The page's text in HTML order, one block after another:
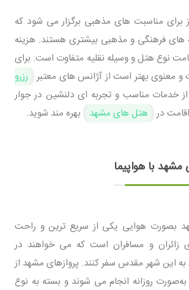
برای مناسبت ‌های مذهبی برگزار می ‌شود که
‌های فرهنگی و مذهبی بیشتری هستند. هزینه
نوع هتل و وسیله نقلیه متفاوت است. برای
معنوی بهتر است از آژانس ‌های معتبر رزرو
از خدمات مناسب و تجربه ‌ای دلنشین در جوار
در هتل های مشهد بهره ‌مند شوید.
مشهد با هواپیما
بصورت هوایی یکی از سریع ‌ترین و راحت‌
زائران و مسافران است که می‌ خواهند در
این شهر مقدس سفر کنند. پروازهای مشهد از
به‌صورت روزانه انجام می ‌شوند و بسته به نوع